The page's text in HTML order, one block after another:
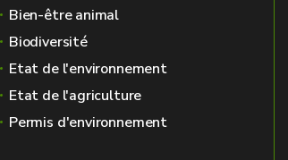
Bien-être animal
Biodiversité
Etat de l'environnement
Etat de l'agriculture
Permis d'environnement